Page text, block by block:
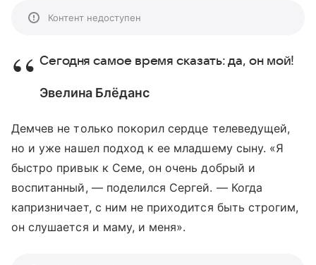
Контент недоступен
Сегодня самое время сказать: да, он мой!
Эвелина Блёданс
Демчев не только покорил сердце телеведущей,
но и уже нашел подход к ее младшему сыну. «Я
быстро привык к Семе, он очень добрый и
воспитанный, — поделился Сергей. — Когда
капризничает, с ним не приходится быть строгим,
он слушается и маму, и меня».